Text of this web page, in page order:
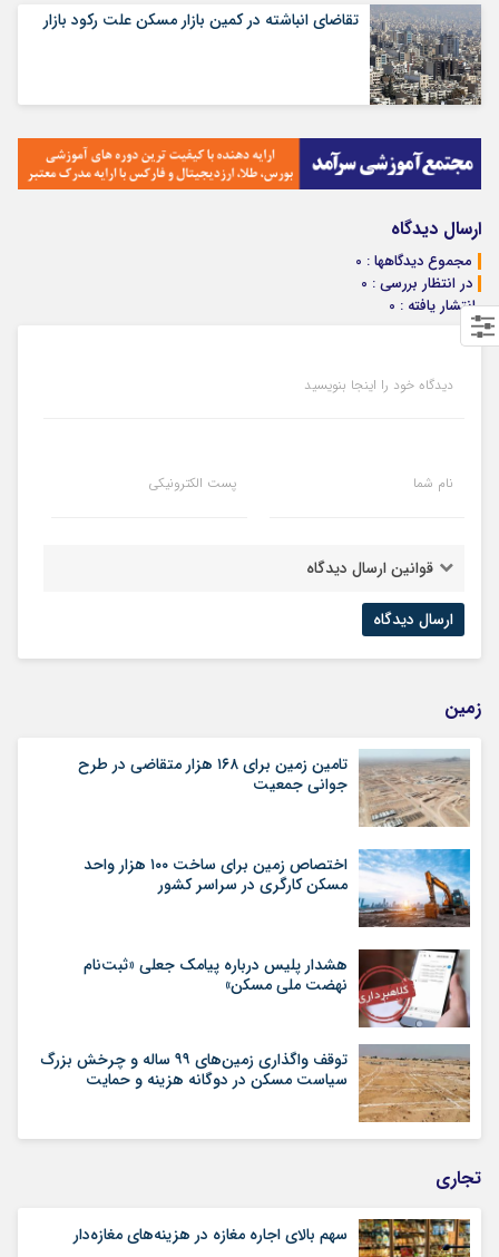
تقاضای انباشته در کمین بازار مسکن علت رکود بازار
ارسال دیدگاه
مجموع دیدگاهها : 0
در انتظار بررسی : 0
انتشار یافته : 0
دیدگاه خود را اینجا بنویسید
نام شما پست الکترونیکی
قوانین ارسال دیدگاه
زمین
تامین زمین برای ۱۶۸ هزار متقاضی در طرح
جوانی جمعیت
اختصاص زمین برای ساخت ۱۰۰ هزار واحد
مسکن کارگری در سراسر کشور
هشدار پلیس درباره پیامک جعلی «ثبت‌نام
نهضت ملی مسکن»
توقف واگذاری زمین‌های ۹۹ ساله و چرخش بزرگ
سیاست مسکن در دوگانه هزینه و حمایت
تجاری
سهم بالای اجاره‌‌ مغازه در هزینه‌‌های مغازه‌‌دار